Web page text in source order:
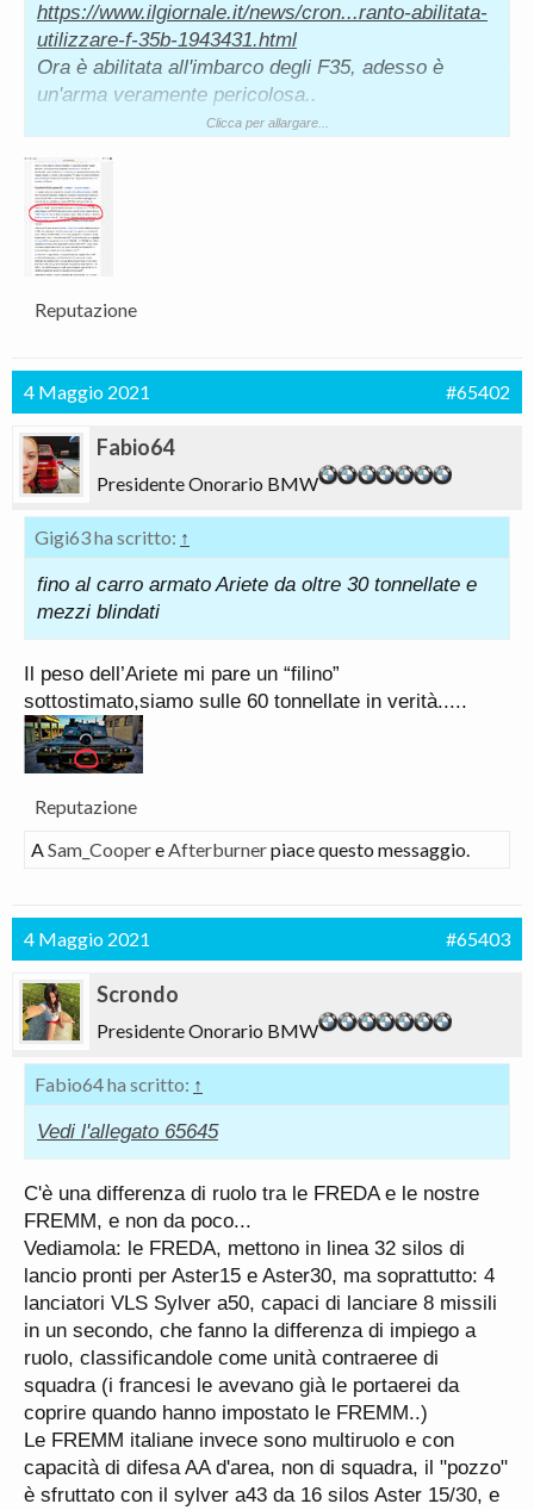
https://www.ilgiornale.it/news/cron...ranto-abilitata-
utilizzare-f-35b-1943431.html
Ora è abilitata all'imbarco degli F35, adesso è
un'arma veramente pericolosa..
Però ora ci manca una FREMM impostata come le
Vedremo col prosegui del programma..
Clicca per allargare...
Reputazione
4 Maggio 2021 #65402
Fabio64
Presidente Onorario BMW
Gigi63 ha scritto: ↑
fino al carro armato Ariete da oltre 30 tonnellate e
mezzi blindati
Il peso dell’Ariete mi pare un “filino”
sottostimato,siamo sulle 60 tonnellate in verità.....
Reputazione
ASam_CoopereAfterburnerpiace questo messaggio.
4 Maggio 2021 #65403
Scrondo
Presidente Onorario BMW
Fabio64 ha scritto: ↑
Vedi l'allegato 65645
C'è una differenza di ruolo tra le FREDA e le nostre
FREMM, e non da poco...
Vediamola: le FREDA, mettono in linea 32 silos di
lancio pronti per Aster15 e Aster30, ma soprattutto: 4
lanciatori VLS Sylver a50, capaci di lanciare 8 missili
in un secondo, che fanno la differenza di impiego a
ruolo, classificandole come unità contraeree di
squadra (i francesi le avevano già le portaerei da
coprire quando hanno impostato le FREMM..)
Le FREMM italiane invece sono multiruolo e con
capacità di difesa AA d'area, non di squadra, il "pozzo"
è sfruttato con il sylver a43 da 16 silos Aster 15/30, e